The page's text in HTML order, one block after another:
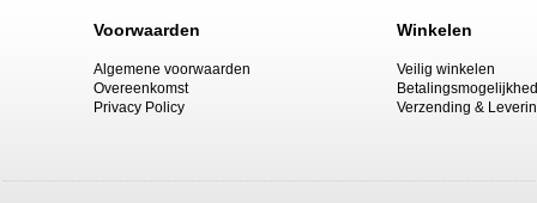
Bresser BR-F539 Achtergrond met ...
Voorwaarden Winkelen
Algemene voorwaarden
Overeenkomst
Privacy Policy
Veilig winkelen
Verzending &